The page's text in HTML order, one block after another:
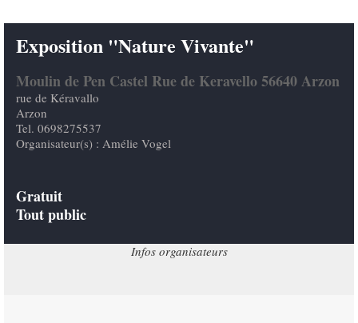
Exposition "Nature Vivante"
Moulin de Pen Castel Rue de Keravello 56640 Arzon
rue de Kéravallo
Arzon
Tel. 0698275537
Organisateur(s) : Amélie Vogel
Gratuit
Tout public
Infos organisateurs